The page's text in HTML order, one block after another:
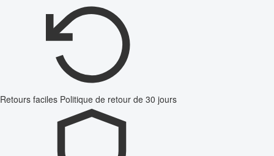
Retours faciles Politique de retour de 30 jours